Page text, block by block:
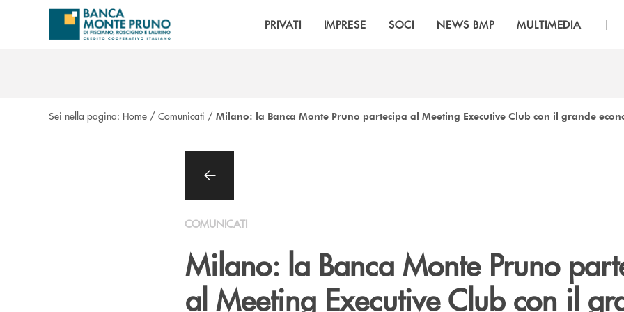
Salta al contenuto principale
PRIVATI IMPRESE SOCI NEWS BMP MULTIMEDIA |
Sei nella pagina: Home / Comunicati / Milano: la Banca Monte Pruno partecipa al Meeting Executive Club con il grande
COMUNICATI
Milano: la Banca Monte Pruno
al Meeting Executive Club con il